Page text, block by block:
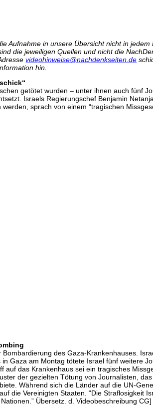
Aufnahme in unsere Übersicht nicht in
die jeweiligen Quellen und nicht die
videohinweise@nachdenkseiten.de
hin.
getötet wurden – unter ihnen auch fünf
Israels Regierungschef Benjamin
sprach von einem “tragischen
des Gaza-Krankenhauses.
Gaza am Montag tötete Israel fünf weitere
das Krankenhaus sei ein tragisches
der gezielten Tötung von Journalisten,
Während sich die Länder auf die UN-
die Vereinigten Staaten. “Die Straflosigkeit
Übersetz. d. Videobeschreibung CG]